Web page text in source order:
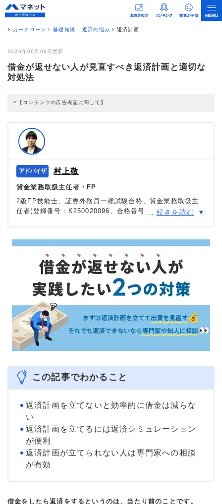
カードローン 基礎知識 返済の悩み 返済計画
2026年06月09日更新
借金が返せない人が見直すべき返済計画と適切な
対処法
【コンテンツの広告表記に関して】
だし、特定の商品を根拠なくPRするものではなく、当編集部の調査／ユーザー
への口コミ収集などに基づき、公平性を担保した情報提供を行っています。
>提携企業一覧
村上敬
貸金業務取扱主任者・FP
2級FP技能士、証券外務員一種試験合格、貸金業務取扱主
任者(登録番号：K250020096、合格番号：第F241000177
ン、FX、不動産、保険など、多くの金融領域における情報
ーン利用者へのインタビューなども多数実施し、専門知識
と事実に基づいた信頼性の高い情報発信を心がけている。
＞＞公式ページ
続きを読む
この記事でわかること
返済計画を立てないと効率的に借金は減らな
い
返済計画を立てるには返済シミュレーション
が便利
返済計画が立てられない人は専門家への相談
が有効
借金をしたら返済をするというのは、当たり前のことです。